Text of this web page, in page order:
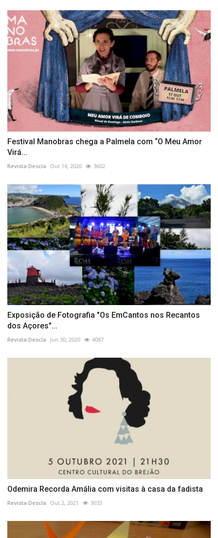
Festival Manobras chega a Palmela com “O Meu Amor
Virá...
Revista Descla Out 14, 2020 3602
Exposição de Fotografia "Os EmCantos nos Recantos
dos Açores"...
Revista Descla Jun 30, 2020 4087
Odemira Recorda Amália com visitas à casa da fadista
Revista Descla Out 2, 2021 3033